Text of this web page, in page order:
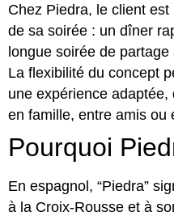
Chez Piedra, le client est
de sa soirée : un dîner
longue soirée de
La flexibilité du concept
une expérience
en famille, entre amis ou
Pourquoi
En espagnol, “Piedra”
à la Croix-Rousse et à